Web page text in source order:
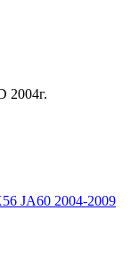
2004г.
JA60 2004-2009